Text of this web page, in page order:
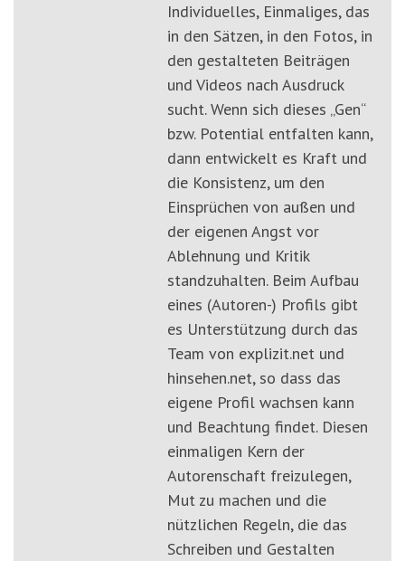
Individuelles, Einmaliges, das
in den Sätzen, in den Fotos, in
den gestalteten Beiträgen
und Videos nach Ausdruck
sucht. Wenn sich dieses „Gen“
bzw. Potential entfalten kann,
dann entwickelt es Kraft und
die Konsistenz, um den
Einsprüchen von außen und
der eigenen Angst vor
Ablehnung und Kritik
standzuhalten. Beim Aufbau
eines (Autoren-) Profils gibt
es Unterstützung durch das
Team von explizit.net und
hinsehen.net, so dass das
eigene Profil wachsen kann
und Beachtung findet. Diesen
einmaligen Kern der
Autorenschaft freizulegen,
Mut zu machen und die
nützlichen Regeln, die das
Schreiben und Gestalten